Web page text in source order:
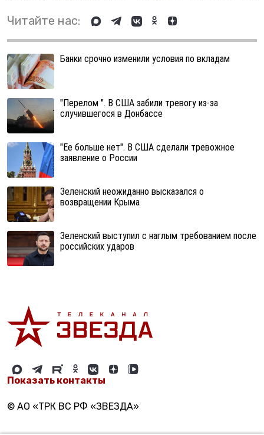
Читайте нас:
Банки срочно изменили условия по вкладам
"Перелом ". В США забили тревогу из-за
случившегося в Донбассе
"Ее больше нет". В США сделали тревожное
заявление о России
Зеленский неожиданно высказался о
возвращении Крыма
Зеленский выступил с наглым требованием после
российских ударов
Показать контакты
© АО «ТРК ВС РФ «ЗВЕЗДА»